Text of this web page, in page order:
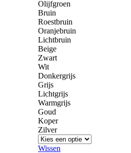
Olijfgroen
Bruin
Roestbruin
Oranjebruin
Lichtbruin
Beige
Zwart
Wit
Donkergrijs
Grijs
Lichtgrijs
Warmgrijs
Goud
Koper
Zilver
Wissen